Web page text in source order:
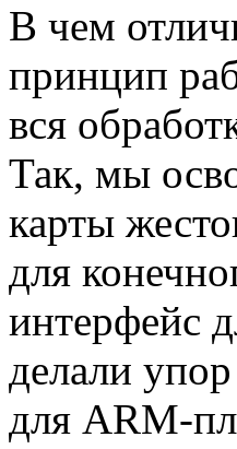
В чем
принцип
вся
Так, мы
карты
для
интерфейс
делали
для ARM-